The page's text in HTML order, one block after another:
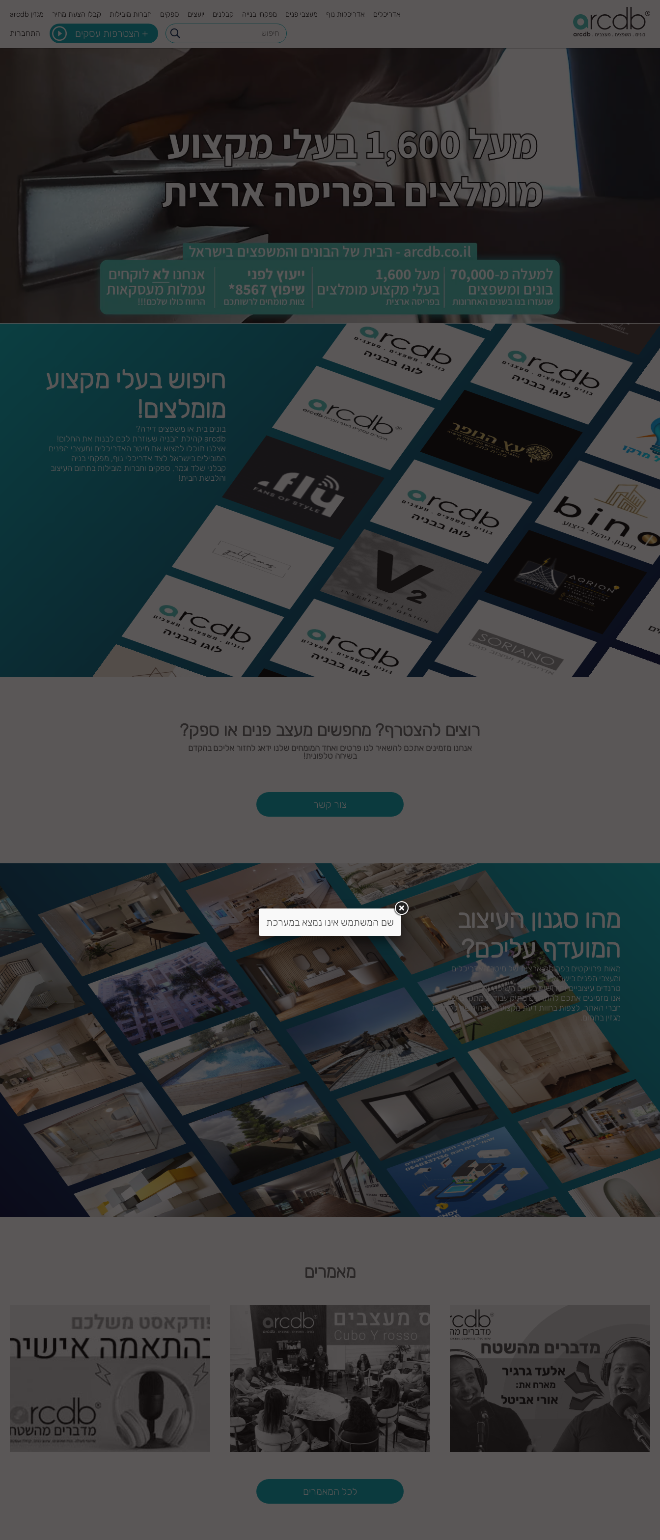
אדריכלים אדריכלות נוף מעצבי פנים מפקחי בנייה קבלנים יועצים ספקים חברות מובילות קבלו הצעת מחיר מגזין arcdb
+ הצטרפות עסקים התחברות
חיפוש בעלי מקצוע
מומלצים!
בונים בית או משפצים דירה?
arcdb קהילת הבניה שעוזרת לכם לבנות את החלום!
אצלנו תוכלו למצוא את מיטב האדריכלים ומעצבי הפנים
המובילים בישראל לצד אדריכלי נוף, מפקחי בניה
קבלני שלד וגמר, ספקים וחברות מובילות בתחום העיצוב
והלבשת הבית!
רוצים להצטרף? מחפשים מעצב פנים או ספק?
אנחנו מזמינים אתכם להשאיר לנו פרטים ואחד המומחים שלנו ידאג לחזור אליכם בהקדם
בשיחה טלפונית!
צור קשר
מהו סגנון העיצוב
המועדף עליכם?
מאות פרויקטים בפריסה ארצית של מיטב האדריכלים
ומעצבי הפנים בישראל!
טרנדים עיצוביים וחידושים בעולם השיפוץ והבניה.
אנו מזמינים אתכם להתרשם מתיק עבודות מתקדם של
חברי האתר, לצפות בחוות דעת מקצועיות ולהיחשף לכתבות
מגזין בתחום.
מאמרים
20.11.2023
Cubo Y rosso כנס מעצבים לכל המאמרים
שם המשתמש אינו נמצא במערכת